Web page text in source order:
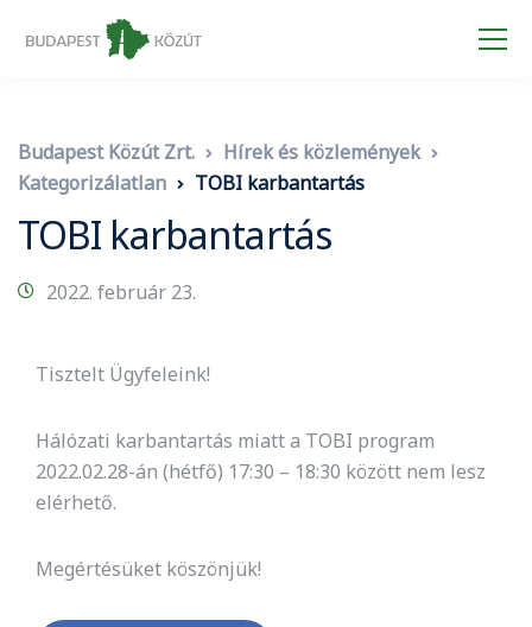
Budapest Közút Zrt.
Hírek és közlemények
Kategorizálatlan
TOBI karbantartás
TOBI karbantartás
2022. február 23.
Tisztelt Ügyfeleink!
Hálózati karbantartás miatt a TOBI program
2022.02.28-án (hétfő) 17:30 – 18:30 között nem lesz
elérhető.
Megértésüket köszönjük!